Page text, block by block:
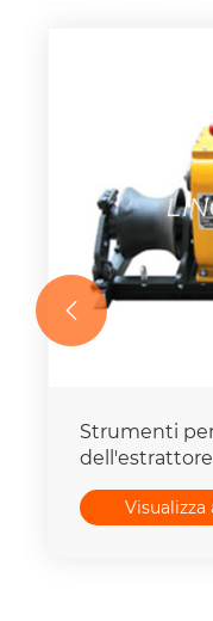
Strumenti
dell'estrattore
velocitàVisualizza
